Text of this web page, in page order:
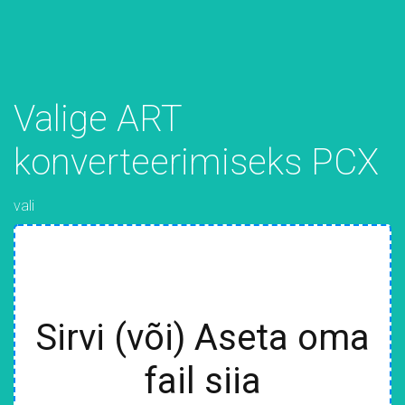
Valige ART
konverteerimiseks PCX
vali
Sirvi (või) Aseta oma
fail siia